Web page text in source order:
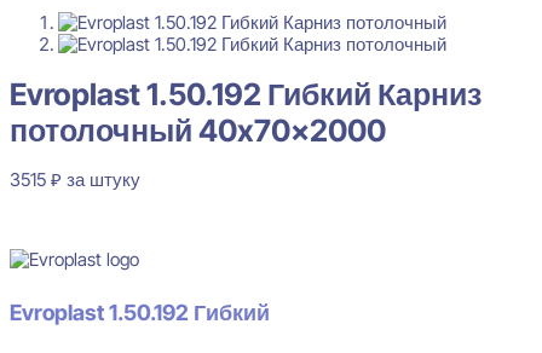
Evroplast 1.50.192 Гибкий Карниз
потолочный 40x70x2000
3515 ₽ за штуку
Evroplast 1.50.192 Гибкий